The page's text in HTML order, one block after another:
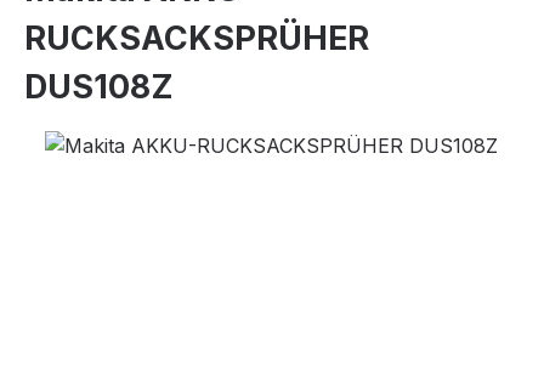
RUCKSACKSPRÜHER
DUS108Z
Bildergalerie überspringen